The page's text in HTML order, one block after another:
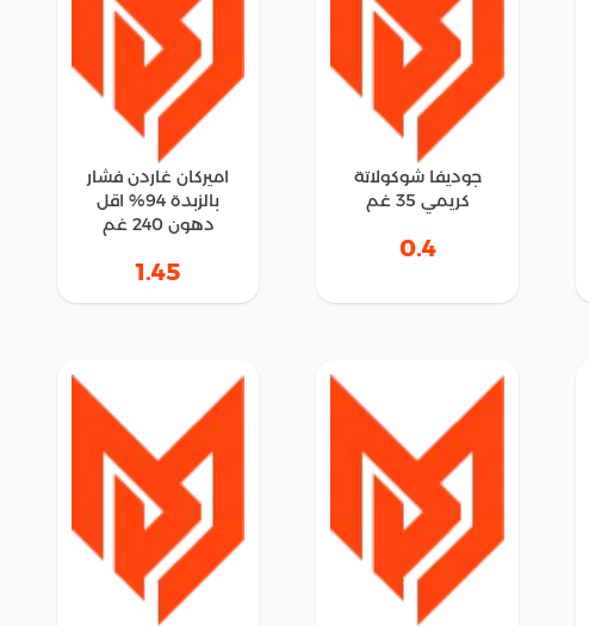
جوديفا شوكولاتة
كريمي 35 غم
0.4
اميركان غاردن فشار
بالزبدة 94% اقل
دهون 240 غم
1.45